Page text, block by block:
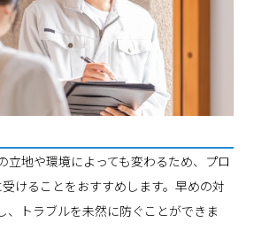
立地や環境によっても変わるため、プロ
けることをおすすめします。早めの対
、トラブルを未然に防ぐことができま